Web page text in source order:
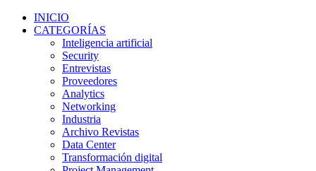
INICIO
CATEGORÍAS
Inteligencia artificial
Security
Entrevistas
Proveedores
Analytics
Networking
Industria
Archivo Revistas
Data Center
Transformación digital